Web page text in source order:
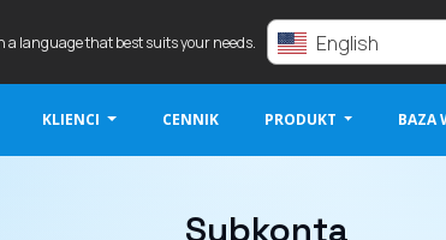
a language that best suits your needs. English
KLIENCI CENNIK PRODUKT BAZA
Subkonta